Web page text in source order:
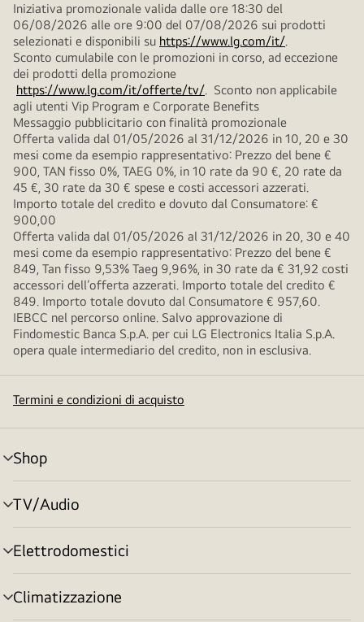
Iniziativa promozionale valida dalle ore 18:30 del
06/08/2026 alle ore 9:00 del 07/08/2026 sui prodotti
selezionati e disponibili su https://www.lg.com/it/.
Sconto cumulabile con le promozioni in corso, ad eccezione
dei prodotti della promozione
https://www.lg.com/it/offerte/tv/. Sconto non applicabile
agli utenti Vip Program e Corporate Benefits
Messaggio pubblicitario con finalità promozionale
Offerta valida dal 01/05/2026 al 31/12/2026 in 10, 20 e 30
mesi come da esempio rappresentativo: Prezzo del bene €
900, TAN fisso 0%, TAEG 0%, in 10 rate da 90 €, 20 rate da
45 €, 30 rate da 30 € spese e costi accessori azzerati.
Importo totale del credito e dovuto dal Consumatore: €
900,00
Offerta valida dal 01/05/2026 al 31/12/2026 in 20, 30 e 40
mesi come da esempio rappresentativo: Prezzo del bene €
849, Tan fisso 9,53% Taeg 9,96%, in 30 rate da € 31,92 costi
accessori dell’offerta azzerati. Importo totale del credito €
849. Importo totale dovuto dal Consumatore € 957,60.
IEBCC nel percorso online. Salvo approvazione di
Findomestic Banca S.p.A. per cui LG Electronics Italia S.p.A.
opera quale intermediario del credito, non in esclusiva.
Termini e condizioni di acquisto
Shop
Attivazione
menu
TV/Audio
Attivazione
menu
Elettrodomestici
Attivazione
menu
Climatizzazione
Attivazione